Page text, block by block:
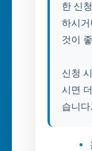
한 신
하시
것이
신청
시면
습니다.